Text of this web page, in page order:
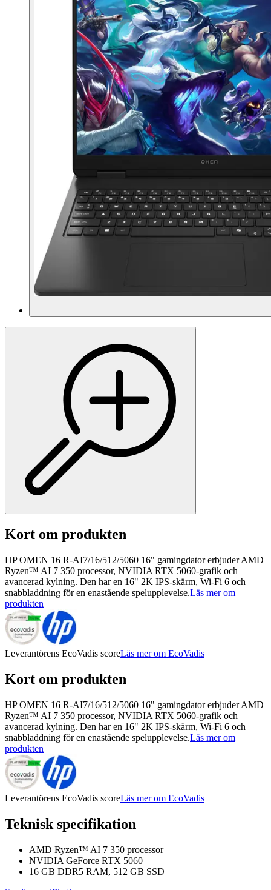
Kort om produkten
HP OMEN 16 R-AI7/16/512/5060 16" gamingdator erbjuder AMD
Ryzen™ AI 7 350 processor, NVIDIA RTX 5060-grafik och
avancerad kylning. Den har en 16" 2K IPS-skärm, Wi-Fi 6 och
snabbladdning för en enastående spelupplevelse.Läs mer om
produkten
Leverantörens EcoVadis scoreLäs mer om EcoVadis
Kort om produkten
HP OMEN 16 R-AI7/16/512/5060 16" gamingdator erbjuder AMD
Ryzen™ AI 7 350 processor, NVIDIA RTX 5060-grafik och
avancerad kylning. Den har en 16" 2K IPS-skärm, Wi-Fi 6 och
snabbladdning för en enastående spelupplevelse.Läs mer om
produkten
Leverantörens EcoVadis scoreLäs mer om EcoVadis
Teknisk specifikation
AMD Ryzen™ AI 7 350 processor
NVIDIA GeForce RTX 5060
16 GB DDR5 RAM, 512 GB SSD